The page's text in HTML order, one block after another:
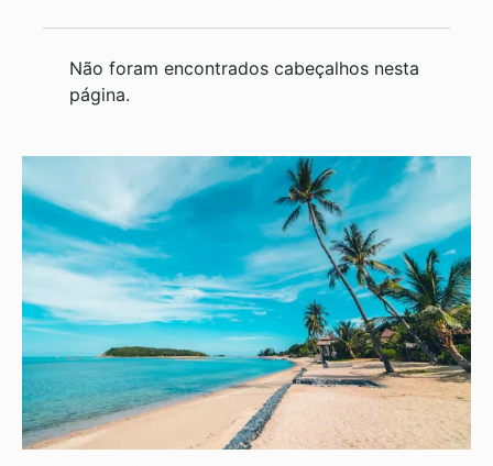
Não foram encontrados cabeçalhos nesta
página.